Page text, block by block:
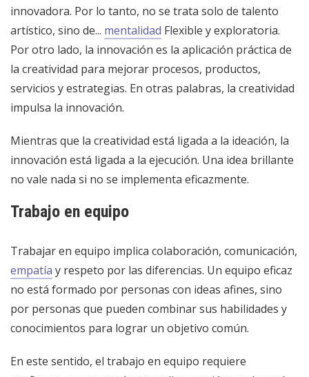
innovadora. Por lo tanto, no se trata solo de talento
artístico, sino de... mentalidad Flexible y exploratoria.
Por otro lado, la innovación es la aplicación práctica de
la creatividad para mejorar procesos, productos,
servicios y estrategias. En otras palabras, la creatividad
impulsa la innovación.
Mientras que la creatividad está ligada a la ideación, la
innovación está ligada a la ejecución. Una idea brillante
no vale nada si no se implementa eficazmente.
Trabajo en equipo
Trabajar en equipo implica colaboración, comunicación,
empatía y respeto por las diferencias. Un equipo eficaz
no está formado por personas con ideas afines, sino
por personas que pueden combinar sus habilidades y
conocimientos para lograr un objetivo común.
En este sentido, el trabajo en equipo requiere